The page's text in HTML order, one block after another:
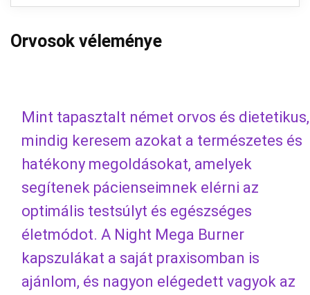
Orvosok véleménye
Mint tapasztalt német orvos és dietetikus,
mindig keresem azokat a természetes és
hatékony megoldásokat, amelyek
segítenek pácienseimnek elérni az
optimális testsúlyt és egészséges
életmódot. A Night Mega Burner
kapszulákat a saját praxisomban is
ajánlom, és nagyon elégedett vagyok az